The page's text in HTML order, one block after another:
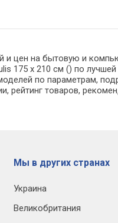
и цен на бытовую и
175 x 210 см () по
по параметрам,
рейтинг товаров,
Мы в других странах
Украина
Великобритания